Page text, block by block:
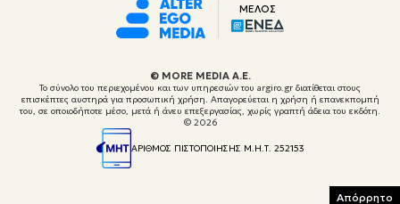
ΜΕΛΟΣ
© ΜORE MEDIA Α.Ε.
Το σύνολο του περιεχομένου και των υπηρεσιών του argiro.gr διατίθεται στους
επισκέπτες αυστηρά για προσωπική χρήση. Απαγορεύεται η χρήση ή επανεκπομπή
του, σε οποιοδήποτε μέσο, μετά ή άνευ επεξεργασίας, χωρίς γραπτή άδεια του εκδότη.
© 2026
ΑΡΙΘΜΟΣ ΠΙΣΤΟΠΟΙΗΣΗΣ Μ.Η.Τ. 252153
Απόρρητο